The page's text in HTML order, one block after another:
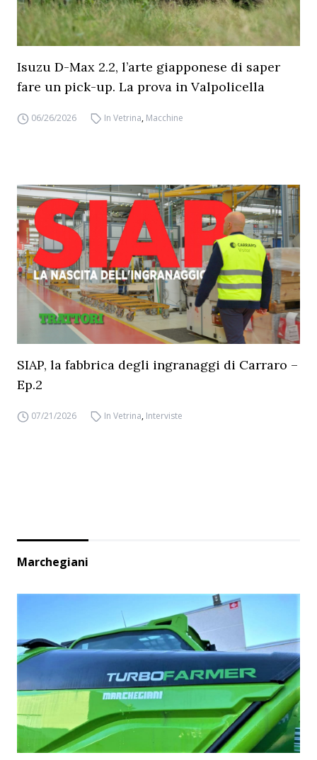
Isuzu D-Max 2.2, l’arte giapponese di saper
fare un pick-up. La prova in Valpolicella
06/26/2026 In Vetrina, Macchine
SIAP, la fabbrica degli ingranaggi di Carraro –
Ep.2
07/21/2026 In Vetrina, Interviste
Marchegiani